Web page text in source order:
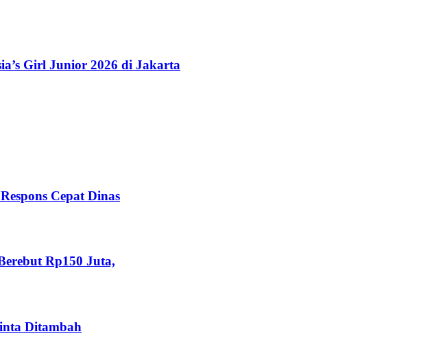
Girl Junior 2026 di Jakarta
Cepat Dinas
Rp150 Juta,
Ditambah